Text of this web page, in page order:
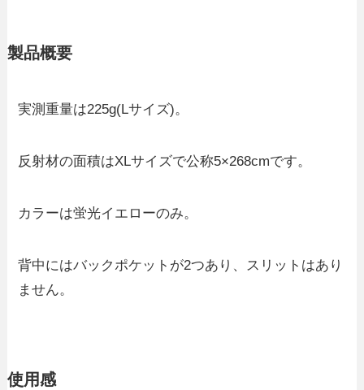
製品概要
実測重量は225g(Lサイズ)。
反射材の面積はXLサイズで公称5×268cmです。
カラーは蛍光イエローのみ。
背中にはバックポケットが2つあり、スリットはあり
ません。
使用感